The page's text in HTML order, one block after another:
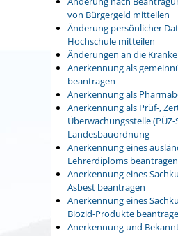
von Bürgergeld mitteilen
Änderung persönlicher
Hochschule mitteilen
Änderungen an die
Anerkennung als
beantragen
Anerkennung als
Anerkennung als Prüf-,
Überwachungsstelle (PÜZ-
Landesbauordnung
Anerkennung eines
Lehrerdiploms beantragen
Anerkennung eines
Asbest beantragen
Anerkennung eines
Biozid-Produkte
Anerkennung und